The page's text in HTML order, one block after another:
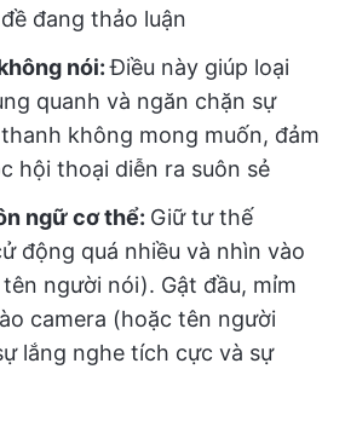
đang thảo luận
nói:Điều này giúp loại
quanh và ngăn chặn sự
không mong muốn, đảm
hội thoại diễn ra suôn sẻ
ngữ cơ thể: Giữ tư thế
động quá nhiều và nhìn vào
người nói). Gật đầu, mỉm
camera (hoặc tên người
lắng nghe tích cực và sự